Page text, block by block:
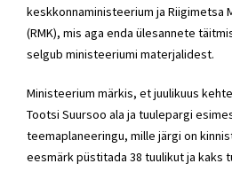
keskkonnaministeerium ja Riigimetsa
(RMK), mis aga enda ülesannete
selgub ministeeriumi materjalidest.
Ministeerium märkis, et juulikuus
Tootsi Suursoo ala ja tuulepargi
teemaplaneeringu, mille järgi on
eesmärk püstitada 38 tuulikut ja kaks